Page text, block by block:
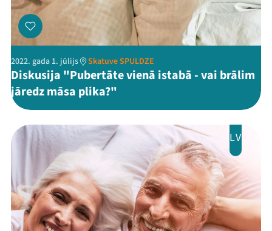
2022. gada 1. jūlijs Skatuve SPULDZE
Diskusija "Pubertāte vienā istabā - vai brālim
jāredz māsa plika?"
LV